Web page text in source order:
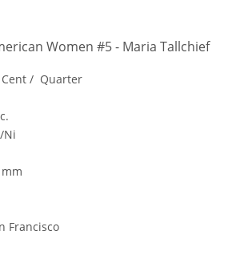
Women #5 - Maria Tallchief
Cent / Quarter
Ni
Francisco